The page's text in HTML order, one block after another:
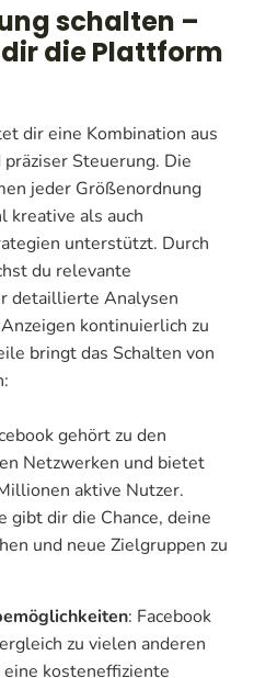
schalten –
die Plattform
dir eine Kombination aus
Steuerung. Die
jeder Größenordnung
kreative als auch
unterstützt. Durch
du relevante
detaillierte Analysen
kontinuierlich zu
bringt das Schalten von
gehört zu den
Netzwerken und bietet
aktive Nutzer.
gibt dir die Chance, deine
und neue Zielgruppen zu
: Facebook
zu vielen anderen
kosteneffiziente